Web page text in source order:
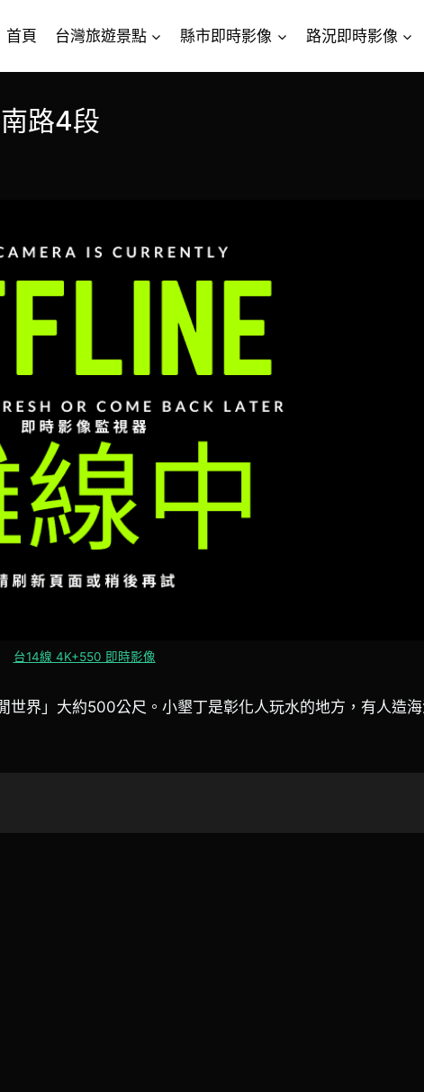
首頁 台灣旅遊景點 縣市即時影像 路況即時影像
路4段
台14線 4K+550 即時影像
世界」大約500公尺。小墾丁是彰化人玩水的地方，有人造